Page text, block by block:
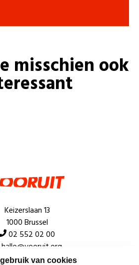
van cookies
misschien ook
Keizerslaan 13
1000 Brussel
02 552 02 00
hallo@vooruit.org